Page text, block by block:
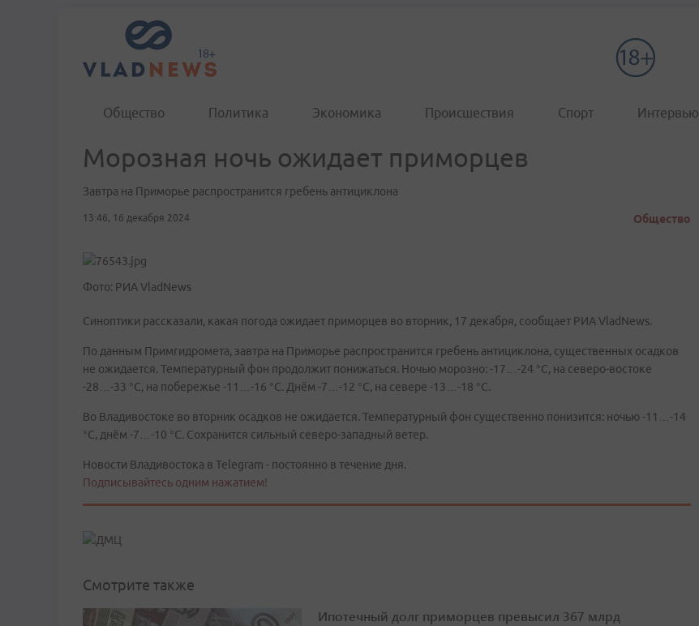
Общество Политика Экономика Происшествия Спорт Интервью
Морозная ночь ожидает приморцев
Завтра на Приморье распространится гребень антициклона
13:46, 16 декабря 2024 Общество
Фото: РИА VladNews
Синоптики рассказали, какая погода ожидает приморцев во вторник, 17 декабря, сообщает РИА VladNews.
По данным Примгидромета, завтра на Приморье распространится гребень антициклона, существенных осадков
не ожидается. Температурный фон продолжит понижаться. Ночью морозно: -17…-24 °C, на северо-востоке
-28…-33 °C, на побережье -11…-16 °C. Днём -7…-12 °C, на севере -13…-18 °C.
Во Владивостоке во вторник осадков не ожидается. Температурный фон существенно понизится: ночью -11…-14
°C, днём -7…-10 °C. Сохранится сильный северо-западный ветер.
Новости Владивостока в Telegram - постоянно в течение дня.
Подписывайтесь одним нажатием!
Смотрите также
Ипотечный долг приморцев превысил 367 млрд